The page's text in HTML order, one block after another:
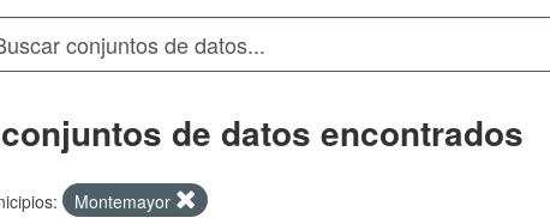
de datos encontrados
Montemayor